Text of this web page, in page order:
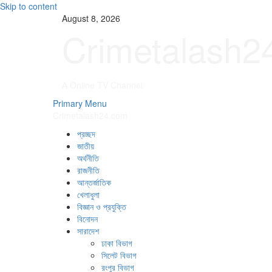
Skip to content
August 8, 2026
Primary Menu
প্রচ্ছদ
জাতীয়
অর্থনীতি
রাজনীতি
আন্তর্জাতিক
খেলাধুলা
বিজ্ঞান ও প্রযুক্তি
বিনোদন
সারাদেশ
ঢাকা বিভাগ
সিলেট বিভাগ
রংপুর বিভাগ